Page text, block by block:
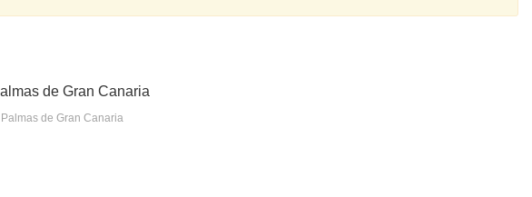
de Gran Canaria